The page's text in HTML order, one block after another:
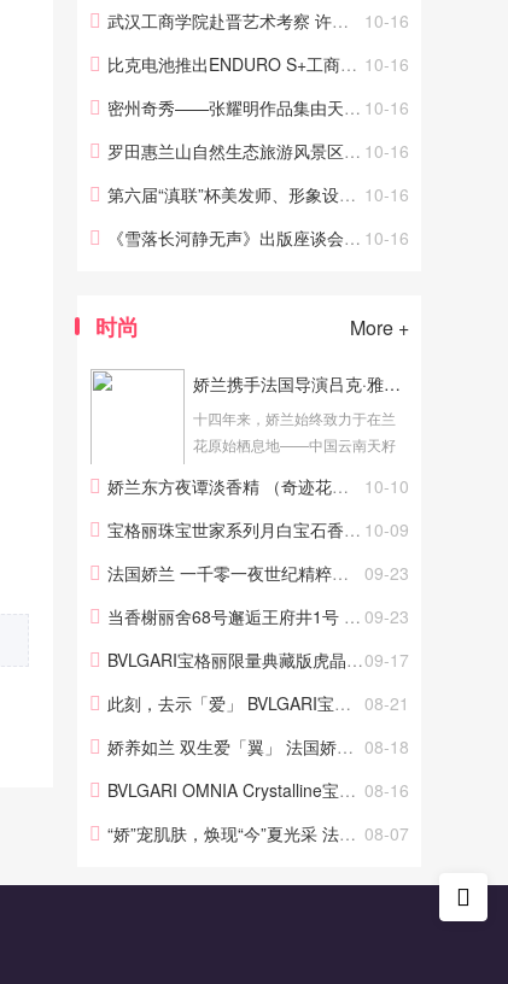
10-16
武汉工商学院赴晋艺术考察 许开强院长现场指导学生专业实践
10-16
比克电池推出ENDURO S+工商业液冷一体柜，打造安全高效灵活储能系统
10-16
密州奇秀——张耀明作品集由天津人民美术出版社出版发行
10-16
罗田惠兰山自然生态旅游风景区欢迎你，罗田向导蔡世峰宣
10-16
第六届“滇联”杯美发师、形象设计师决赛在云南昆明举行
10-16
《雪落长河静无声》出版座谈会在京举行
时尚 More +
娇兰携手法国导演吕克·雅克（LUC JACQUET） 呈献纪录短片《非凡万代兰》
十四年来，娇兰始终致力于在兰
花原始栖息地——中国云南天籽
新引入多种兰花。 晨曦初绽，曦
光为天籽山巅披上光辉。在这片
皮，静静映衬着一种独特非凡...
10-10
娇兰东方夜谭淡香精 （奇迹花园香型） 全新淡香精
10-09
宝格丽珠宝世家系列月白宝石香氛奢享上市，耀启月光石秘境
09-23
法国娇兰 一千零一夜世纪精粹淡香精（绚丽狂欢典藏版）
09-23
当香榭丽舍68号邂逅王府井1号 法国娇兰Guerlain SPA中国大陆地区首家精品旗舰店 落户北京璞瑄酒店
09-17
BVLGARI宝格丽限量典藏版虎晶宝石香氛全新发布：携手REFIK ANADOL创新设计，共启奢艺新篇
08-21
此刻，去示「爱」 BVLGARI宝格丽香氛解锁七夕香气故事
08-18
娇养如兰 双生爱「翼」 法国娇兰携手新晋品牌大使宋威龙共赴七夕华彩臻境
08-16
BVLGARI OMNIA Crystalline宝格丽白晶身体护理系列全新上市
08-07
“娇”宠肌肤，焕现“今”夏光采 法国娇兰携手新晋护肤大使赵今麦共溯元气“蜜”境